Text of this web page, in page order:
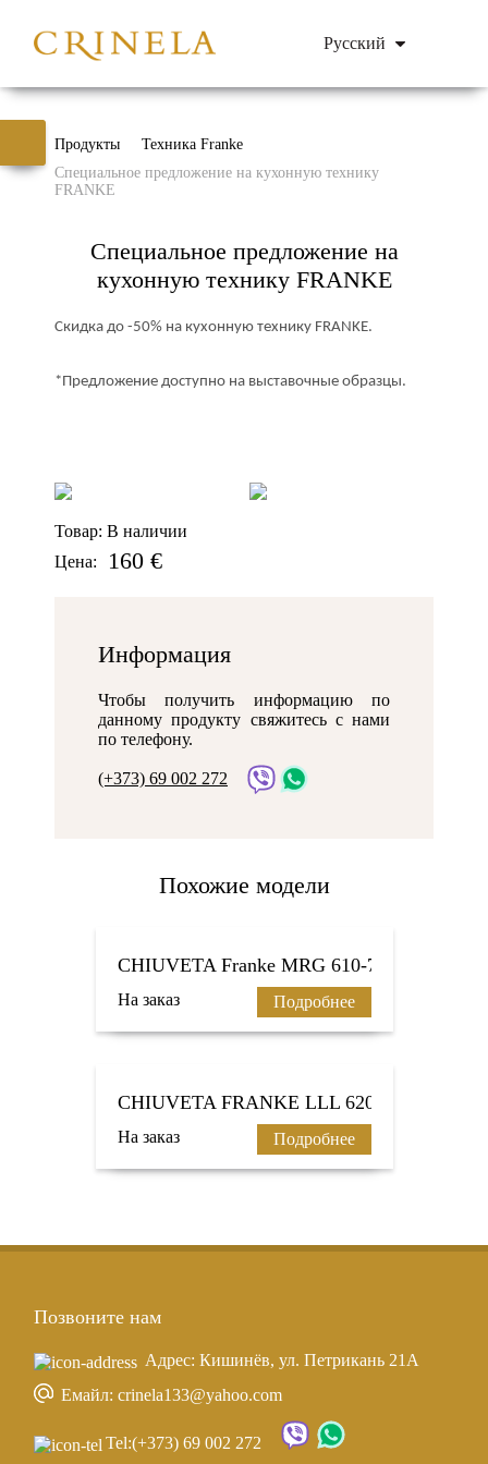
Русский
Продукты
Техника Franke
Специальное предложение на кухонную технику
FRANKE
Специальное предложение на
кухонную технику FRANKE
Скидка до -50% на кухонную технику FRANKE.
*Предложение доступно на выставочные образцы.
Товар: В наличии
Цена:
160 €
Информация
Чтобы получить информацию по
данному продукту свяжитесь с нами
по телефону.
(+373) 69 002 272
Похожие модели
CHIUVETA Franke MRG 610-72 TL VN
На заказ Подробнее
CHIUVETA FRANKE LLL 620
На заказ Подробнее
Позвоните нам
Адрес: Кишинёв, ул. Петрикань 21A
Емайл: crinela133@yahoo.com
Tel:(+373) 69 002 272